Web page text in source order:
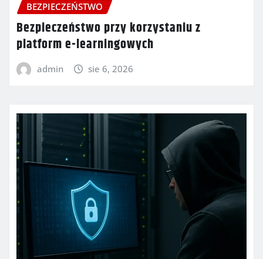
BEZPIECZEŃSTWO
Bezpieczeństwo przy korzystaniu z
platform e-learningowych
admin sie 6, 2026